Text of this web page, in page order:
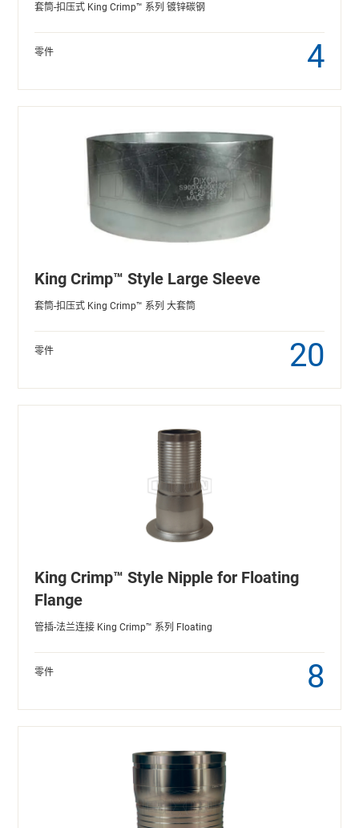
套筒-扣压式 King Crimp™ 系列 镀锌碳钢
零件 4
King Crimp™ Style Large Sleeve
套筒-扣压式 King Crimp™ 系列 大套筒
零件 20
King Crimp™ Style Nipple for Floating
Flange
管插-法兰连接 King Crimp™ 系列 Floating
零件 8